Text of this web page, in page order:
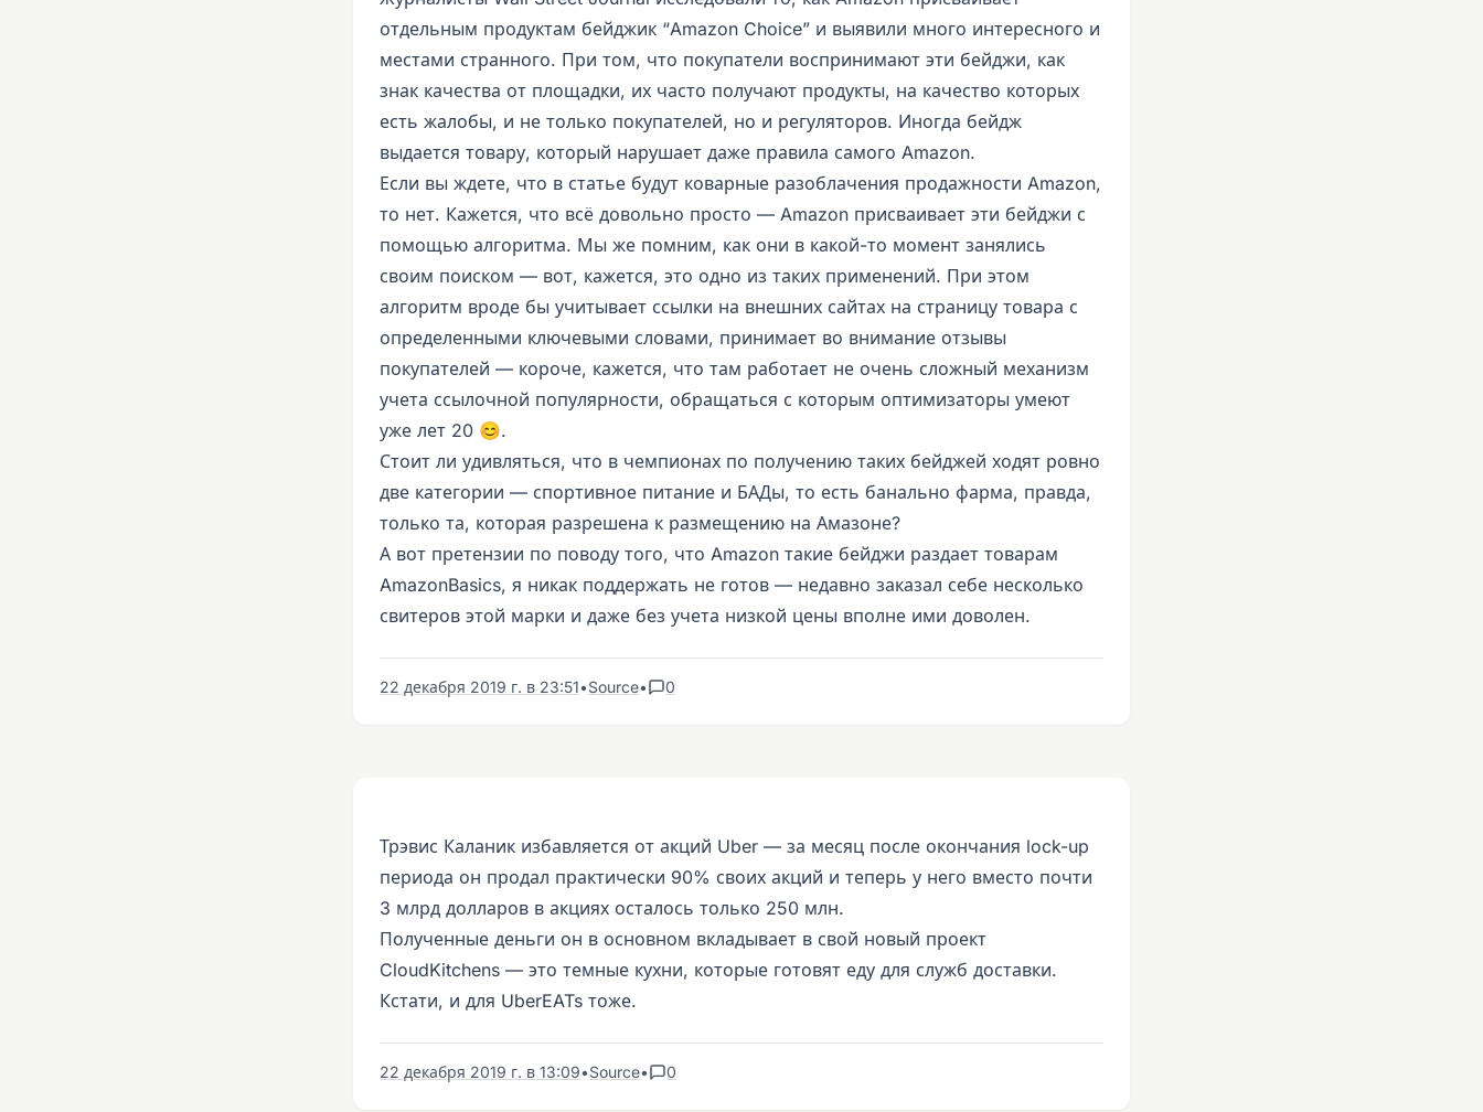
отдельным продуктам бейджик “Amazon Choice” и выявили много интересного и
местами странного. При том, что покупатели воспринимают эти бейджи, как
знак качества от площадки, их часто получают продукты, на качество которых
есть жалобы, и не только покупателей, но и регуляторов. Иногда бейдж
выдается товару, который нарушает даже правила самого Amazon.
Если вы ждете, что в статье будут коварные разоблачения продажности Amazon,
то нет. Кажется, что всё довольно просто — Amazon присваивает эти бейджи с
помощью алгоритма. Мы же помним, как они в какой-то момент занялись
своим поиском — вот, кажется, это одно из таких применений. При этом
алгоритм вроде бы учитывает ссылки на внешних сайтах на страницу товара с
определенными ключевыми словами, принимает во внимание отзывы
покупателей — короче, кажется, что там работает не очень сложный механизм
учета ссылочной популярности, обращаться с которым оптимизаторы умеют
уже лет 20 😊.
Стоит ли удивляться, что в чемпионах по получению таких бейджей ходят ровно
две категории — спортивное питание и БАДы, то есть банально фарма, правда,
только та, которая разрешена к размещению на Амазоне?
А вот претензии по поводу того, что Amazon такие бейджи раздает товарам
AmazonBasics, я никак поддержать не готов — недавно заказал себе несколько
свитеров этой марки и даже без учета низкой цены вполне ими доволен.
22 декабря 2019 г. в 23:51•Source• 0
Трэвис Каланик избавляется от акций Uber — за месяц после окончания lock-up
периода он продал практически 90% своих акций и теперь у него вместо почти
3 млрд долларов в акциях осталось только 250 млн.
Полученные деньги он в основном вкладывает в свой новый проект
CloudKitchens — это темные кухни, которые готовят еду для служб доставки.
Кстати, и для UberEATs тоже.
22 декабря 2019 г. в 13:09•Source• 0